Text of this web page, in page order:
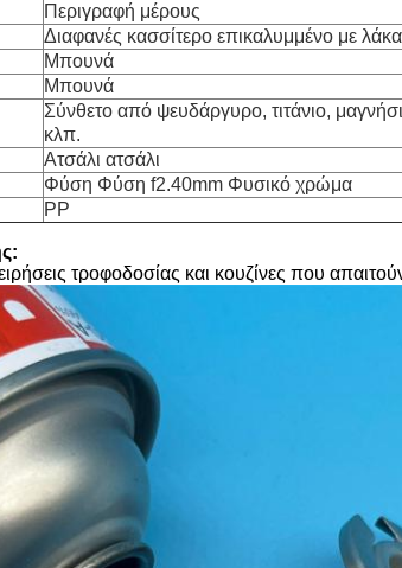
Περιγραφή μέρους
Διαφανές κασσίτερο επικαλυμμένο με λάκα
Μπουνά
Μπουνά
Σύνθετο από ψευδάργυρο, τιτάνιο,
κλπ.
Ατσάλι ατσάλι
Φύση Φύση f2.40mm Φυσικό χρώμα
PP
τροφοδοσίας και κουζίνες που